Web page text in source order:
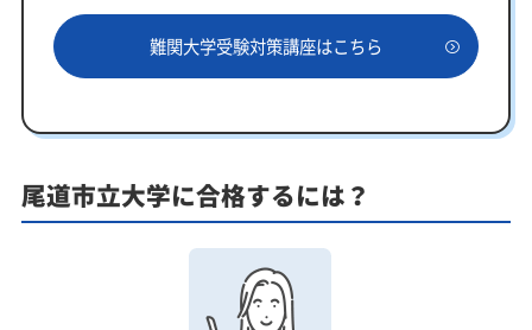
合格に向けた受験対策カリキュラム
学習効果をしっかり確認定着度テスト
あなたにピッタリ合った「尾道市立大学対策のオー
カリキュラムや料金についてお気軽にご相談くださ
尾道市立大学受験専門のオンライン家庭教師「いつ
でもクイック指導」もご用意
難関大学受験対策講座はこちら
尾道市立大学に合格するには？